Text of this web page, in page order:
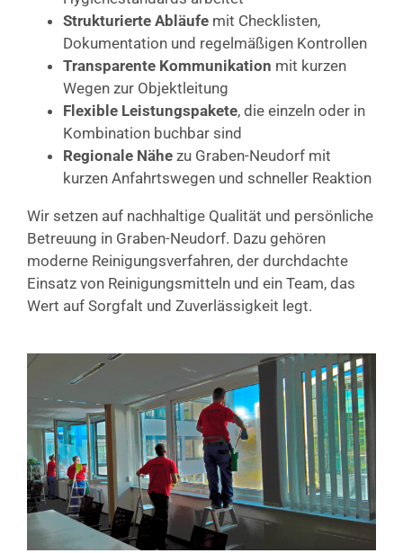
Strukturierte Abläufemit Checklisten,
Dokumentation und regelmäßigen Kontrollen
Transparente Kommunikation mit kurzen
Wegen zur Objektleitung
Flexible Leistungspakete, die einzeln oder in
Kombination buchbar sind
Regionale Nähezu Graben-Neudorf mit
kurzen Anfahrtswegen und schneller Reaktion
Wir setzen auf nachhaltige Qualität und persönliche
Betreuung in Graben-Neudorf. Dazu gehören
moderne Reinigungsverfahren, der durchdachte
Einsatz von Reinigungsmitteln und ein Team, das
Wert auf Sorgfalt und Zuverlässigkeit legt.